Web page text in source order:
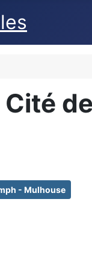
Cité
- Mulhouse